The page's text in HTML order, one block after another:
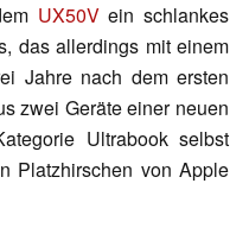
UX50Vein schlankes
das allerdings mit einem
Jahre nach dem ersten
zwei Geräte einer neuen
Ultrabook selbst
Platzhirschen von Apple